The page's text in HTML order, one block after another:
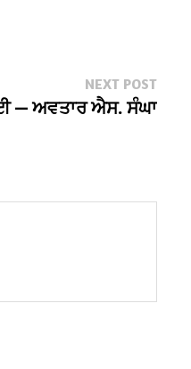
NEXT POSTNext
post:
— ਅਵਤਾਰ ਐਸ. ਸੰਘਾ